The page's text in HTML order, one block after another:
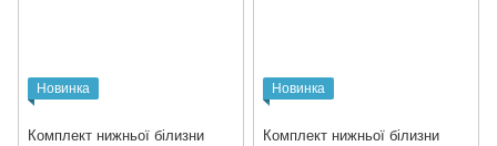
Новинка
Комплект нижньої білизни
Новинка
Комплект нижньої білизни